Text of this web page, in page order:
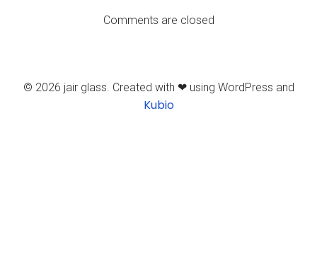
Comments are closed
© 2026 jair glass. Created with ❤ using WordPress and
Kubio